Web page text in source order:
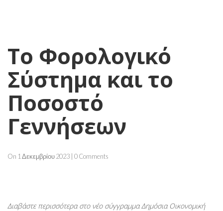
Το Φορολογικό
Σύστημα και το
Ποσοστό
Γεννήσεων
On 1 Δεκεμβρίου 2023 | 0 Comments
Διαβάστε περισσότερα στο νέο σύγγραμμα Δημόσια Οικονομική